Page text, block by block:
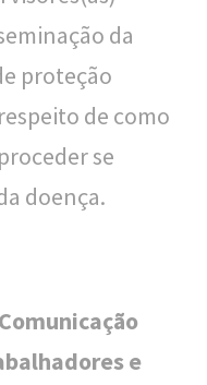
da
proteção
de como
se
doença.
e